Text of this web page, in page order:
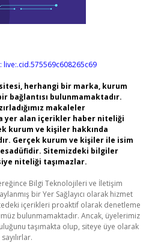
live:.cid.575569c608265c69
herhangi bir marka, kurum
bağlantısı bulunmamaktadır.
makaleler
yer alan içerikler haber niteliği
kurum ve kişiler hakkında
Gerçek kurum ve kişiler ile isim
Sitemizdeki bilgiler
niteliği taşımazlar.
Bilgi Teknolojileri ve İletişim
bir Yer Sağlayıcı olarak hizmet
içerikleri proaktif olarak denetleme
bulunmamaktadır. Ancak, üyelerimiz
taşımakta olup, siteye üye olarak